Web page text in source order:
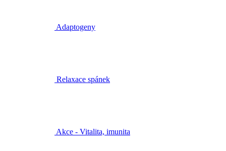
Adaptogeny
Relaxace spánek
Akce - Vitalita, imunita